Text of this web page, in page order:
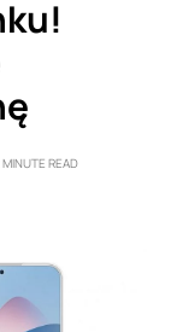
READ